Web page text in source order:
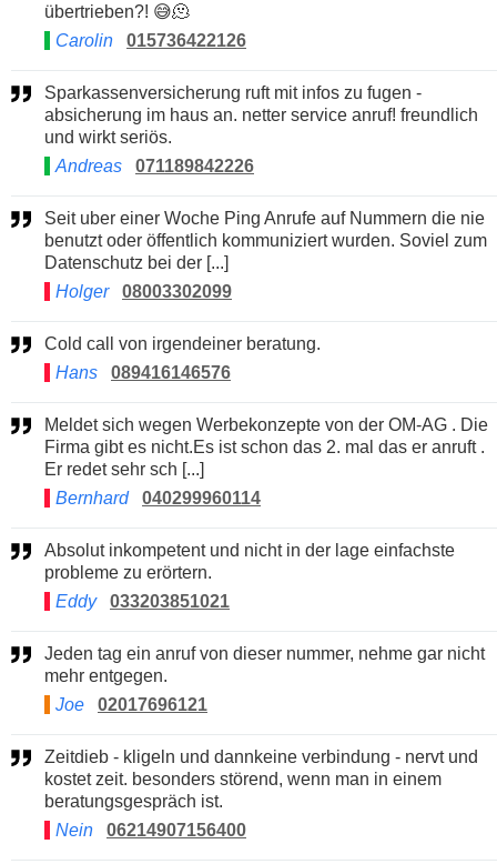
übertrieben?! 😅🫠
Carolin
015736422126
Sparkassenversicherung ruft mit infos zu fugen -
absicherung im haus an. netter service anruf! freundlich
und wirkt seriös.
Andreas
071189842226
Seit uber einer Woche Ping Anrufe auf Nummern die nie
benutzt oder öffentlich kommuniziert wurden. Soviel zum
Datenschutz bei der [...]
Holger
08003302099
Cold call von irgendeiner beratung.
Hans
089416146576
Meldet sich wegen Werbekonzepte von der OM-AG . Die
Firma gibt es nicht.Es ist schon das 2. mal das er anruft .
Er redet sehr sch [...]
Bernhard
040299960114
Absolut inkompetent und nicht in der lage einfachste
probleme zu erörtern.
Eddy
033203851021
Jeden tag ein anruf von dieser nummer, nehme gar nicht
mehr entgegen.
Joe
02017696121
Zeitdieb - kligeln und dannkeine verbindung - nervt und
kostet zeit. besonders störend, wenn man in einem
beratungsgespräch ist.
Nein
06214907156400